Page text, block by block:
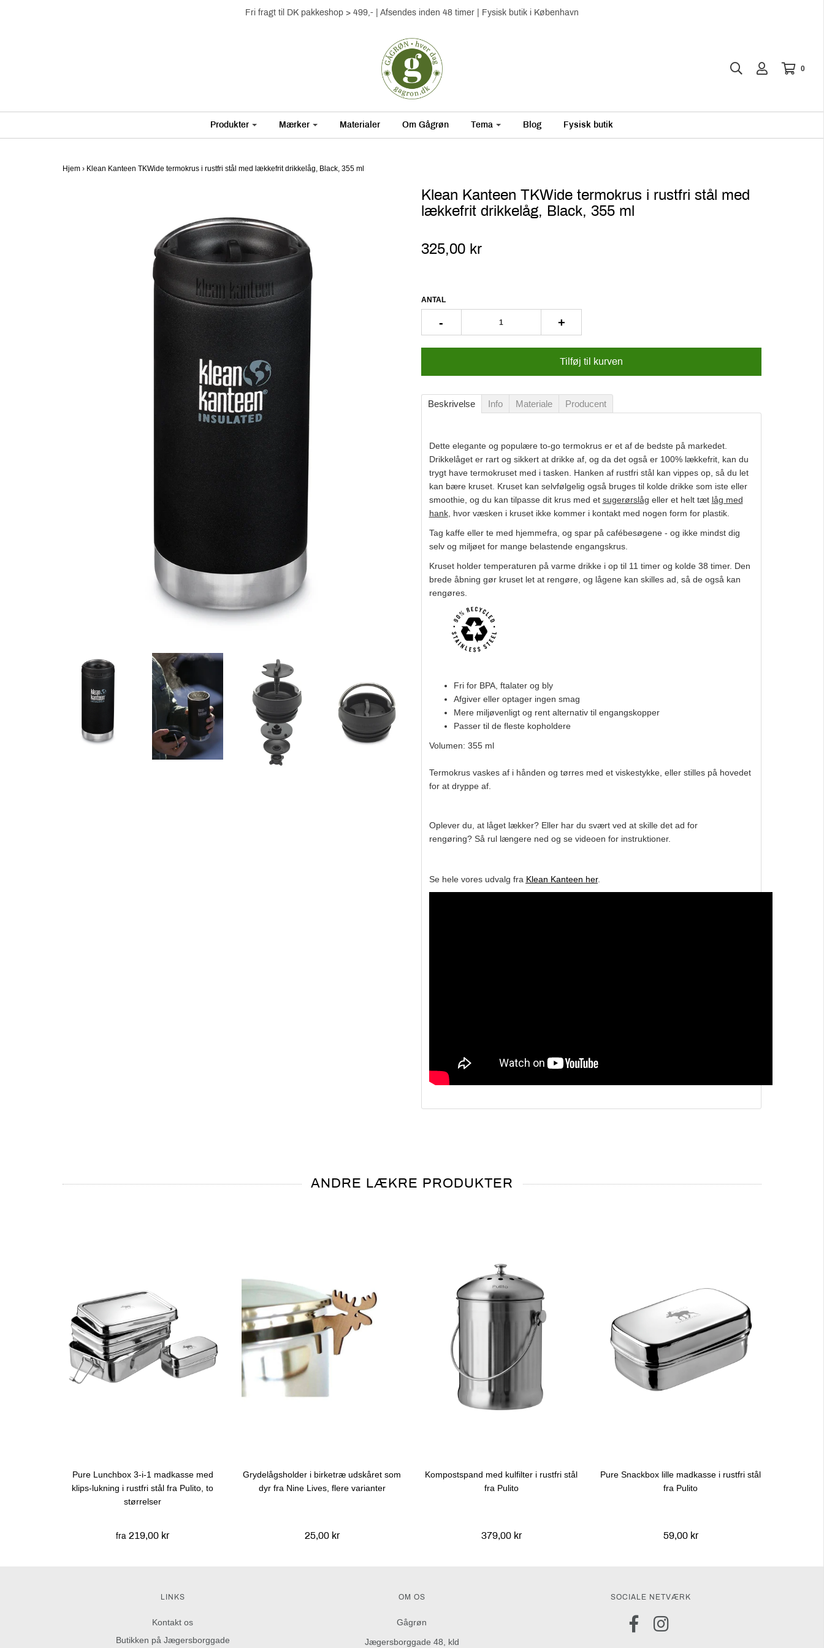
Fri fragt til DK pakkeshop > 499,- | Afsendes inden 48 timer | Fysisk butik i København
0
Produkter Mærker Materialer Om Gågrøn Tema Blog Fysisk butik
Hjem › Klean Kanteen TKWide termokrus i rustfri stål med lækkefrit drikkelåg, Black, 355 ml
Klean Kanteen TKWide termokrus i rustfri stål med
lækkefrit drikkelåg, Black, 355 ml
325,00 kr
ANTAL
- +
Tilføj til kurven
Beskrivelse Info Materiale Producent
Dette elegante og populære to-go termokrus er et af de bedste på markedet.
Drikkelåget er rart og sikkert at drikke af, og da det også er 100% lækkefrit, kan du
trygt have termokruset med i tasken. Hanken af rustfri stål kan vippes op, så du let
kan bære kruset. Kruset kan selvfølgelig også bruges til kolde drikke som iste eller
smoothie, og du kan tilpasse dit krus med et sugerørslåg eller et helt tæt låg med
hank, hvor væsken i kruset ikke kommer i kontakt med nogen form for plastik.
Tag kaffe eller te med hjemmefra, og spar på cafébesøgene - og ikke mindst dig
selv og miljøet for mange belastende engangskrus.
Kruset holder temperaturen på varme drikke i op til 11 timer og kolde 38 timer. Den
brede åbning gør kruset let at rengøre, og lågene kan skilles ad, så de også kan
rengøres.
Fri for BPA, ftalater og bly
Afgiver eller optager ingen smag
Mere miljøvenligt og rent alternativ til engangskopper
Passer til de fleste kopholdere
Volumen: 355 ml
Termokrus vaskes af i hånden og tørres med et viskestykke, eller stilles på hovedet
for at dryppe af.
Oplever du, at låget lækker? Eller har du svært ved at skille det ad for
rengøring? Så rul længere ned og se videoen for instruktioner.
Se hele vores udvalg fra Klean Kanteen her.
ANDRE LÆKRE PRODUKTER
Pure Lunchbox 3-i-1 madkasse med
klips-lukning i rustfri stål fra Pulito, to
størrelser
fra 219,00 kr
Grydelågsholder i birketræ udskåret som
dyr fra Nine Lives, flere varianter
25,00 kr
Kompostspand med kulfilter i rustfri stål
fra Pulito
379,00 kr
Pure Snackbox lille madkasse i rustfri stål
fra Pulito
59,00 kr
LINKS
Kontakt os
Butikken på Jægersborggade
OM OS
Gågrøn
Jægersborggade 48, kld
SOCIALE NETVÆRK